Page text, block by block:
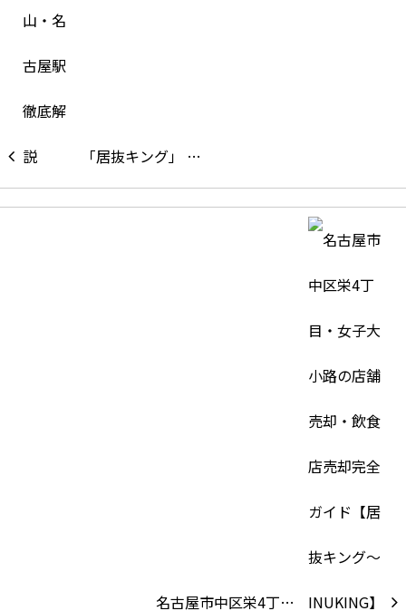
「居抜キング」 …
名古屋市中区栄4丁…